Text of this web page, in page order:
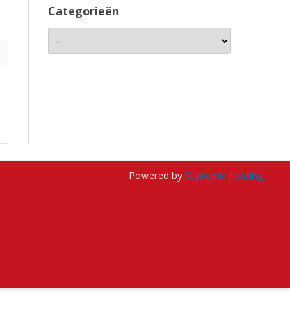
Categorieën
Powered by Supreme Hosting